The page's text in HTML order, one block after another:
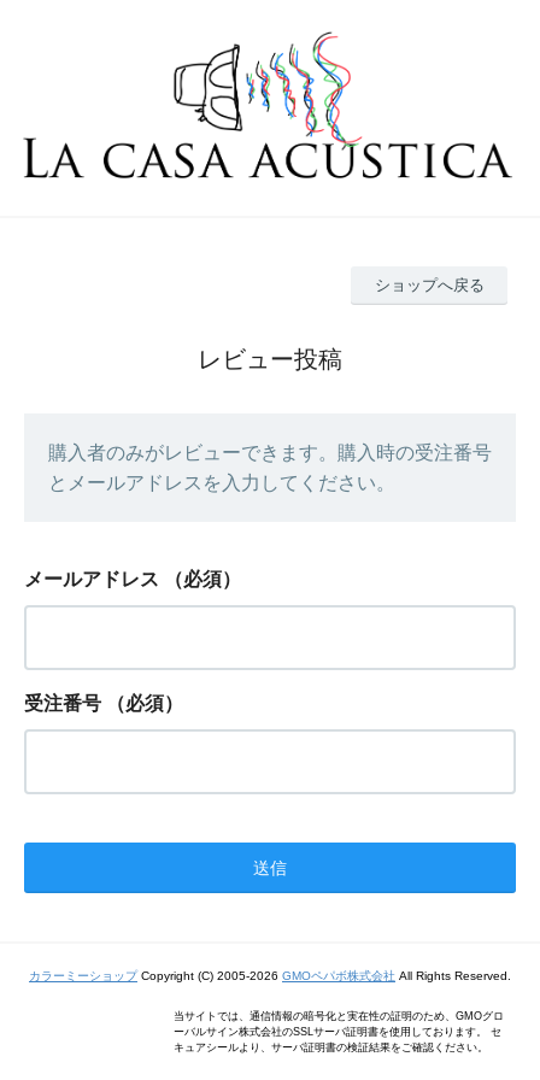
ショップへ戻る
レビュー投稿
購入者のみがレビューできます。購入時の受注番号
とメールアドレスを入力してください。
メールアドレス （必須）
受注番号 （必須）
カラーミーショップCopyright (C) 2005-2026 GMOペパボ株式会社 All Rights Reserved.
当サイトでは、通信情報の暗号化と実在性の証明のため、GMOグロ
ーバルサイン株式会社のSSLサーバ証明書を使用しております。 セ
キュアシールより、サーバ証明書の検証結果をご確認ください。